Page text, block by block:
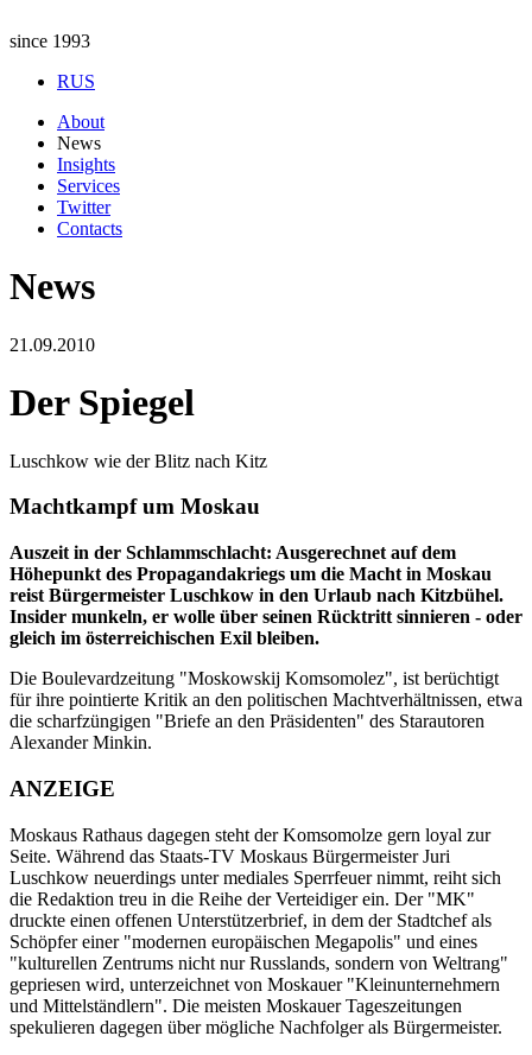
since 1993
RUS
About
News
Insights
Services
Twitter
Contacts
News
21.09.2010
Der Spiegel
Luschkow wie der Blitz nach Kitz
Мachtkampf um Moskau
Auszeit in der Schlammschlacht: Ausgerechnet auf dem
Höhepunkt des Propagandakriegs um die Macht in Moskau
reist Bürgermeister Luschkow in den Urlaub nach Kitzbühel.
Insider munkeln, er wolle über seinen Rücktritt sinnieren - oder
gleich im österreichischen Exil bleiben.
Die Boulevardzeitung "Moskowskij Komsomolez", ist berüchtigt
für ihre pointierte Kritik an den politischen Machtverhältnissen, etwa
die scharfzüngigen "Briefe an den Präsidenten" des Starautoren
Alexander Minkin.
ANZEIGE
Moskaus Rathaus dagegen steht der Komsomolze gern loyal zur
Seite. Während das Staats-TV Moskaus Bürgermeister Juri
Luschkow neuerdings unter mediales Sperrfeuer nimmt, reiht sich
die Redaktion treu in die Reihe der Verteidiger ein. Der "MK"
druckte einen offenen Unterstützerbrief, in dem der Stadtchef als
Schöpfer einer "modernen europäischen Megapolis" und eines
"kulturellen Zentrums nicht nur Russlands, sondern von Weltrang"
gepriesen wird, unterzeichnet von Moskauer "Kleinunternehmern
und Mittelständlern". Die meisten Moskauer Tageszeitungen
spekulieren dagegen über mögliche Nachfolger als Bürgermeister.